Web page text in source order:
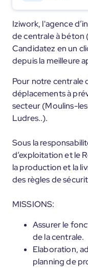
Iziwork, l'agence
de centrale à
Candidatez en un
depuis la meilleure
Pour notre centrale
déplacements à
secteur (Moulins-
Ludres..).
Sous la
d’exploitation et le
la production et la
des règles de
MISSIONS:
Assurer le
de la centrale.
Elaboration,
planning de